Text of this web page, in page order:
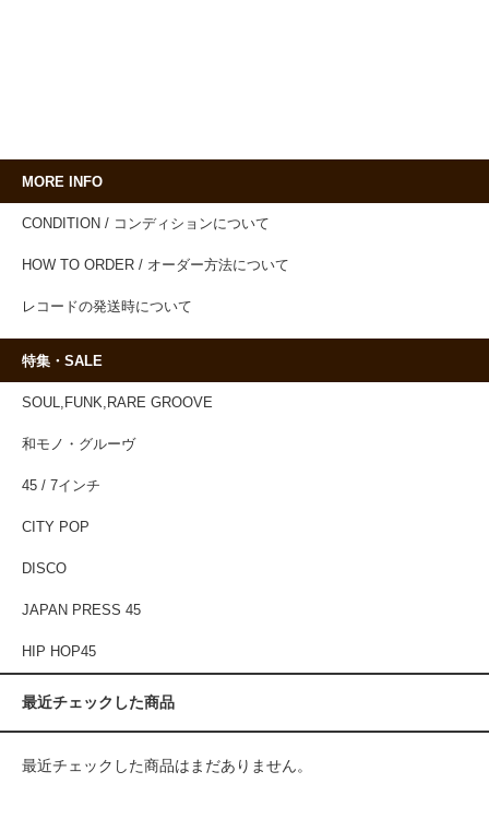
MORE INFO
CONDITION / コンディションについて
HOW TO ORDER / オーダー方法について
レコードの発送時について
特集・SALE
SOUL,FUNK,RARE GROOVE
和モノ・グルーヴ
45 / 7インチ
CITY POP
DISCO
JAPAN PRESS 45
HIP HOP45
最近チェックした商品
最近チェックした商品はまだありません。